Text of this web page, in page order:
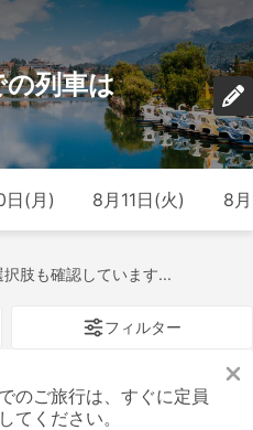
列車は
日(月) 8月11日(火) 8
肢も確認しています...
フィルター
のご旅行は、すぐに定員
てください。